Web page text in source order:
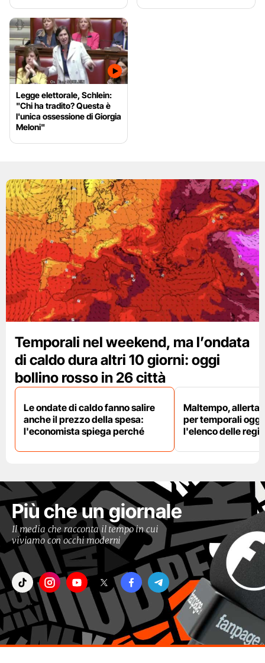
Legge elettorale, Schlein:
"Chi ha tradito? Questa è
l'unica ossessione di Giorgia
Meloni"
Temporali nel weekend, ma l’ondata
di caldo dura altri 10 giorni: oggi
bollino rosso in 26 città
Le ondate di caldo fanno salire
anche il prezzo della spesa:
l'economista spiega perché
Maltempo, allerta
per temporali oggi
l'elenco delle
Più che un giornale
Il media che racconta il tempo in cui
viviamo con occhi moderni